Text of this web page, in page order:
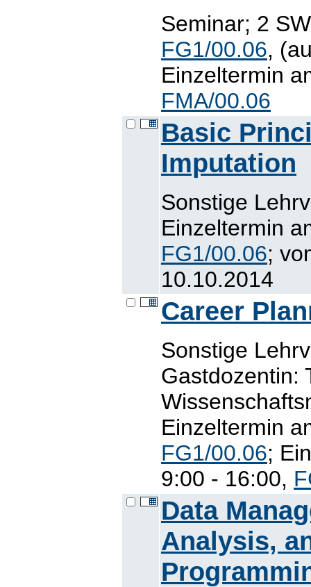
Seminar; 2
FG1/00.06,
Einzeltermin
FMA/00.06
Basic
Imputation
Sonstige
Einzeltermin
FG1/00.06;
10.10.2014
Career
Sonstige
Gastdozentin:
Einzeltermin
FG1/00.06;
9:00 - 16:00,
Data
Analysis,